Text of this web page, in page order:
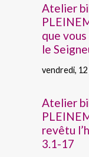
Atelier
que
le
vendredi,
Atelier
revêtu
3.1-17